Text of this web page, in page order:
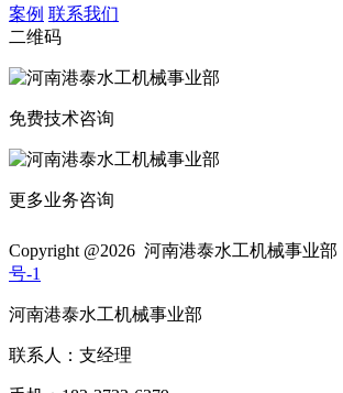
案例 联系我们
二维码
免费技术咨询
更多业务咨询
Copyright @2026 河南港泰水工机械事业部
号-1
河南港泰水工机械事业部
联系人：支经理